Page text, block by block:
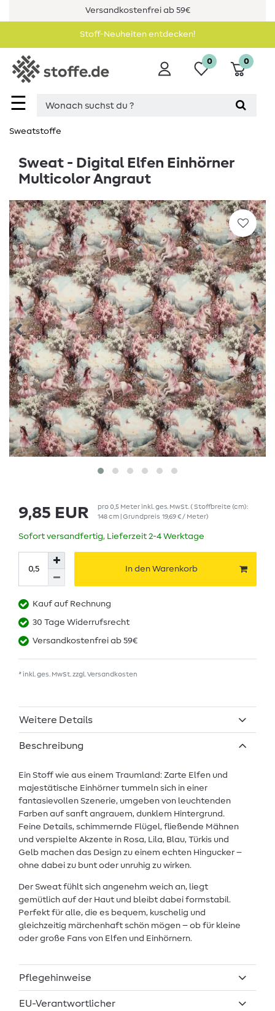
Versandkostenfrei ab 59€
Stoff-Neuheiten entdecken!
☰
0 0
Sweatstoffe
Sweat - Digital Elfen Einhörner
Multicolor Angraut
9,85 EUR pro0,5 Meter inkl. ges. MwSt.( Stoffbreite (cm):
148 cm | Grundpreis 19,69 € / Meter)
Sofort versandfertig, Lieferzeit 2-4 Werktage
In den Warenkorb
Kauf auf Rechnung
30 Tage Widerrufsrecht
Versandkostenfrei ab 59€
* inkl. ges. MwSt. zzgl.Versandkosten
Weitere Details
Beschreibung
Ein Stoff wie aus einem Traumland: Zarte Elfen und
majestätische Einhörner tummeln sich in einer
fantasievollen Szenerie, umgeben von leuchtenden
Farben auf sanft angrauem, dunklem Hintergrund.
Feine Details, schimmernde Flügel, fließende Mähnen
und verspielte Akzente in Rosa, Lila, Blau, Türkis und
Gelb machen das Design zu einem echten Hingucker –
ohne dabei zu bunt oder unruhig zu wirken.
Der Sweat fühlt sich angenehm weich an, liegt
gemütlich auf der Haut und bleibt dabei formstabil.
Perfekt für alle, die es bequem, kuschelig und
gleichzeitig märchenhaft schön mögen – ob für kleine
oder große Fans von Elfen und Einhörnern.
Pflegehinweise
EU-Verantwortlicher